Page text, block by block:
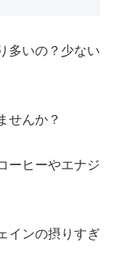
多いの？少ない
せんか？
ーヒーやエナジ
インの摂りすぎ